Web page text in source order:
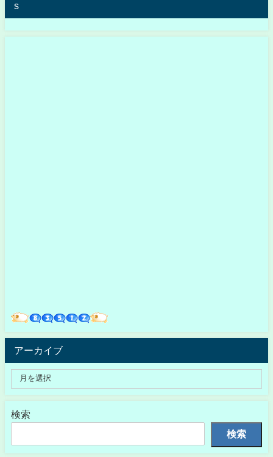
s
アーカイブ
検索
検索